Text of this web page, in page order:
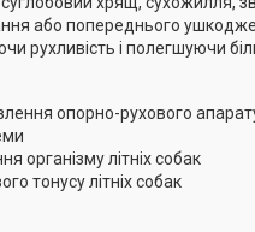
або попереднього
рухливість і полегшуючи
опорно-рухового
організму літніх собак
тонусу літніх собак